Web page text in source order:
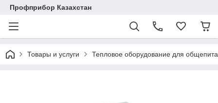
Профприбор Казахстан
Товары и услуги Тепловое оборудование для общепита